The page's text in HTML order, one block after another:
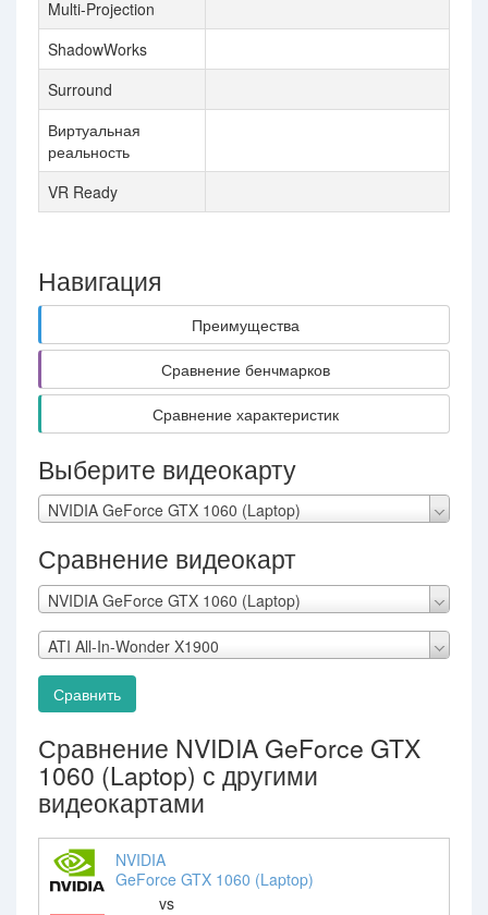
Multi-Projection
ShadowWorks
Surround
Виртуальная
реальность
VR Ready
Навигация
Преимущества
Сравнение бенчмарков
Сравнение характеристик
Выберите видеокарту
NVIDIA GeForce GTX 1060 (Laptop)
Сравнение видеокарт
NVIDIA GeForce GTX 1060 (Laptop)
ATI All-In-Wonder X1900
Сравнить
Сравнение NVIDIA GeForce GTX
1060 (Laptop) с другими
видеокартами
NVIDIA
GeForce GTX 1060 (Laptop)
vs